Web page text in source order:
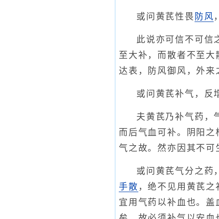
或问黄芪性畏 防风
此说亦可信不可信
至大补，而散者不至大
达表，防风御风，外
或问黄芪补气，反
夫黄芪乃补气药，
而后气血可补。阴阳
气之故。然亦因其不
或问黄芪气分之药
手散 ，绝不见用黄芪
宜用气药以补血也。